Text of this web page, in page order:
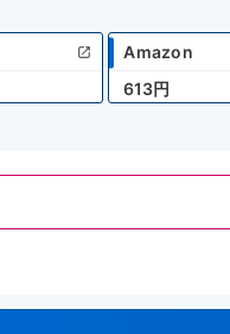
Amazon
613円